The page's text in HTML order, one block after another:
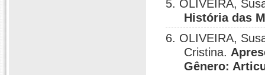
5. OLIVEIRA,
História das
6. OLIVEIRA,
Cristina.
Gênero: